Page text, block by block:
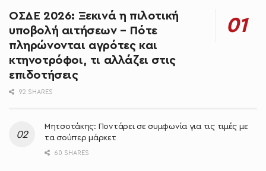
ΟΣΔΕ 2026: Ξεκινά η πιλοτική
υποβολή αιτήσεων – Πότε
πληρώνονται αγρότες και
κτηνοτρόφοι, τι αλλάζει στις
επιδοτήσεις
92 SHARES
Μητσοτάκης: Ποντάρει σε συμφωνία για τις τιμές με
τα σούπερ μάρκετ
60 SHARES